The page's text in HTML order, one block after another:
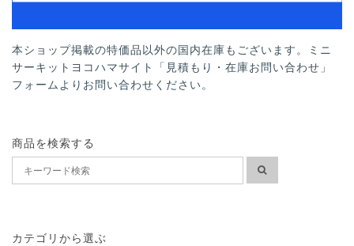
本ショップ掲載の特価品以外の国内在庫もございます。ミニ
サーキットヨコハマサイト「見積もり・在庫お問い合わせ」
フォームよりお問い合わせください。
商品を検索する
カテゴリから選ぶ